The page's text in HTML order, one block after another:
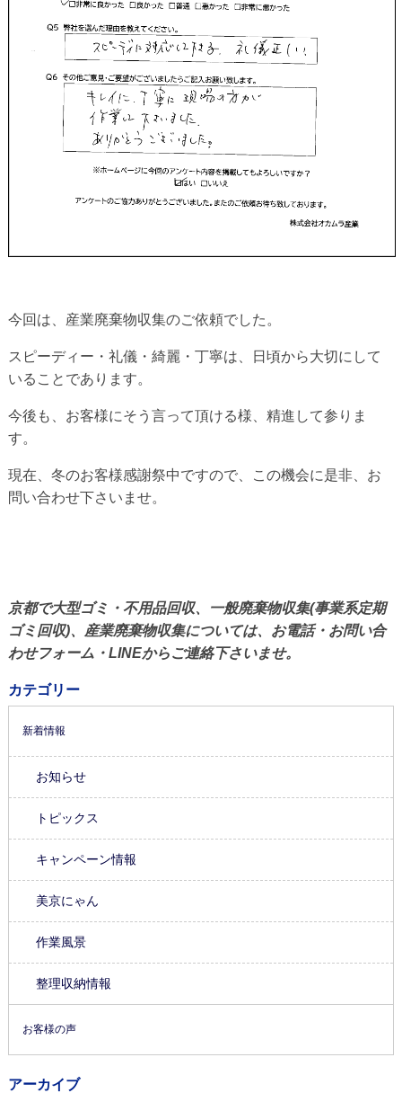
今回は、産業廃棄物収集のご依頼でした。
スピーディー・礼儀・綺麗・丁寧は、日頃から大切にして
いることであります。
今後も、お客様にそう言って頂ける様、精進して参りま
す。
現在、冬のお客様感謝祭中ですので、この機会に是非、お
問い合わせ下さいませ。
京都で大型ゴミ・不用品回収、一般廃棄物収集(事業系定期
ゴミ回収)、産業廃棄物収集については、お電話・お問い合
わせフォーム・LINEからご連絡下さいませ。
カテゴリー
新着情報
お知らせ
トピックス
キャンペーン情報
美京にゃん
作業風景
整理収納情報
お客様の声
アーカイブ